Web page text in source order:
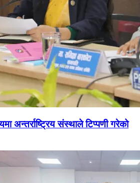
अन्तर्राष्ट्रिय संस्थाले टिप्पणी गरेको